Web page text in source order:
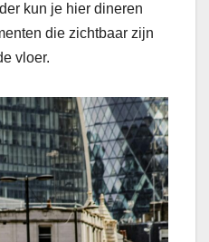
kun je hier dineren
die zichtbaar zijn
vloer.